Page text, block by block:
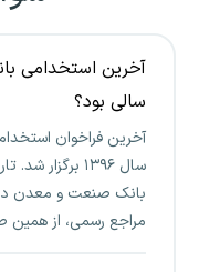
آخرین استخدامی
سالی بود؟
آخرین فراخوان
سال ۱۳۹۶
مراجع رسمی، از